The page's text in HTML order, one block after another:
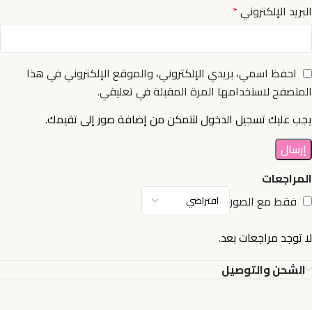
المراجعات
فقط مع الصور
لا توجد مراجعات بعد.
البريد الإلكتروني*
احفظ اسمي، بريدي الإلكتروني، والموقع الإلكتروني في هذا
المتصفح لاستخدامها المرة المقبلة في تعليقي.
يجب عليك تسجيل الدخول لتتمكن من إضافة صور إلى تقيمك.
الشحن والتوصيل